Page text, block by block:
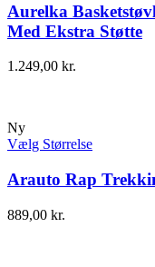
Aurelka
Med Ekstra Støtte
1.249,00 kr.
Ny
Vælg Størrelse
Arauto Rap
889,00 kr.